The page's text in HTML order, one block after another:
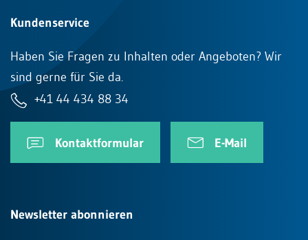
Kundenservice
Haben Sie Fragen zu Inhalten oder Angeboten? Wir
sind gerne für Sie da.
+41 44 434 88 34
Kontaktformular E-Mail
Newsletter abonnieren